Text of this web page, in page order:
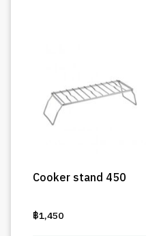
Cooker stand 450
฿1,450